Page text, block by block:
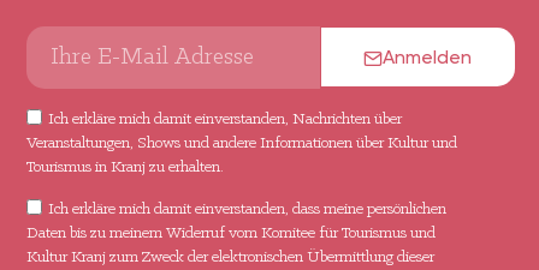
Ich erkläre mich damit einverstanden, Nachrichten über
Veranstaltungen, Shows und andere Informationen über Kultur und
Tourismus in Kranj zu erhalten.
Ich erkläre mich damit einverstanden, dass meine persönlichen
Daten bis zu meinem Widerruf vom Komitee für Tourismus und
Kultur Kranj zum Zweck der elektronischen Übermittlung dieser
Anmelden